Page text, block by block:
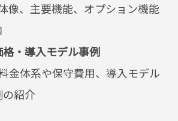
、主要機能、オプション機能
格・導入モデル事例
体系や保守費用、導入モデル
紹介